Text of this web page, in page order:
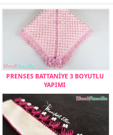
PRENSES BATTANİYE 3 BOYUTLU
YAPIMI